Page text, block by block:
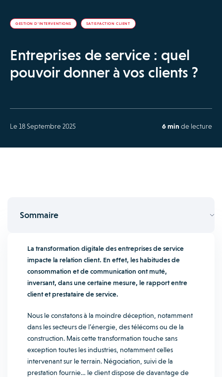
GESTION D’INTERVENTIONS SATISFACTION CLIENT
Entreprises de service : quel
pouvoir donner à vos clients ?
Le 18 Septembre 2025 6 min de lecture
Sommaire
La transformation digitale des entreprises de service
impacte la relation client. En effet, les habitudes de
consommation et de communication ont muté,
inversant, dans une certaine mesure, le rapport entre
client et prestataire de service.
Nous le constatons à la moindre déception, notamment
dans les secteurs de l’énergie, des télécoms ou de la
construction. Mais cette transformation touche sans
exception toutes les industries, notamment celles
intervenant sur le terrain. Négociation, suivi de la
prestation fournie… le client dispose de davantage de